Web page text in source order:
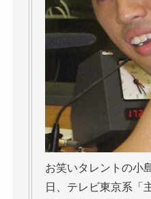
お笑いタレントの小
日、テレビ東京系「